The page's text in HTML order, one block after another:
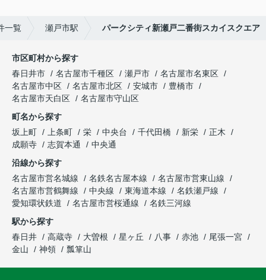
一覧 瀬戸市駅 パークシティ新瀬戸二番街スカイスクエア
市区町村から探す
春日井市
名古屋市千種区 瀬戸市
名古屋市名東区
名古屋市中区
名古屋市北区 安城市
豊橋市
名古屋市天白区
名古屋市守山区
町名から探す
坂上町
上条町 栄 中央台 千代田橋 新栄
正木
成願寺
志賀本通
中央通
沿線から探す
名古屋市営名城線
名鉄名古屋本線
名古屋市営東山線
名古屋市営鶴舞線
中央線 東海道本線
名鉄瀬戸線
愛知環状鉄道
名古屋市営桜通線
名鉄三河線
駅から探す
春日井
高蔵寺 大曽根 星ヶ丘 八事 赤池
尾張一宮
金山
神領 瓢箪山